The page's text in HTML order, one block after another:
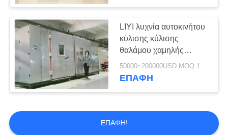
LIYI λυχνία αυτοκινήτου
κύλισης κύλισης
θαλάμου χαμηλής
υγρασίας και
θερμοκρασίας
50000~200000USD MOQ:1 σύνολο
ΕΠΑΦΉ
ΕΠΑΦΉ!